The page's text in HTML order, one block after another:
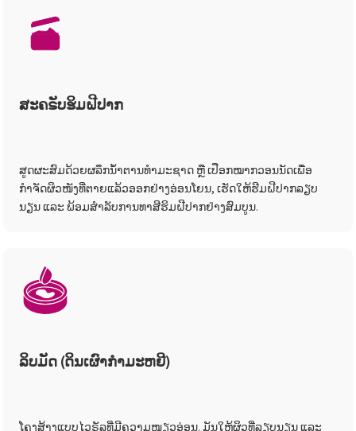
ສະຄຣັບຮິມຝີປາກ
ສູດຜະສົມດ້ວຍຜລຶກນ້ຳຕານທຳມະຊາດ ຫຼື ເປືອກໝາກວອນນັດເພື່ອ
ກຳຈັດຜິວໜັງທີ່ຕາຍແລ້ວອອກຢ່າງອ່ອນໂຍນ, ເຮັດໃຫ້ຮີມຝີປາກລຽບ
ນຽນ ແລະ ພ້ອມສຳລັບການທາສີຮິມຝີປາກຢ່າງສົມບູນ.
ລິບມັດ (ດິນເຜົາກຳມະຫຍີ)
ໂຄງສ້າງແບບໄວຣັລທີ່ມີຄວາມໜຽວອ່ອນ. ມັນໃຫ້ຜິວທີ່ລຽບນຽນ ແລະ